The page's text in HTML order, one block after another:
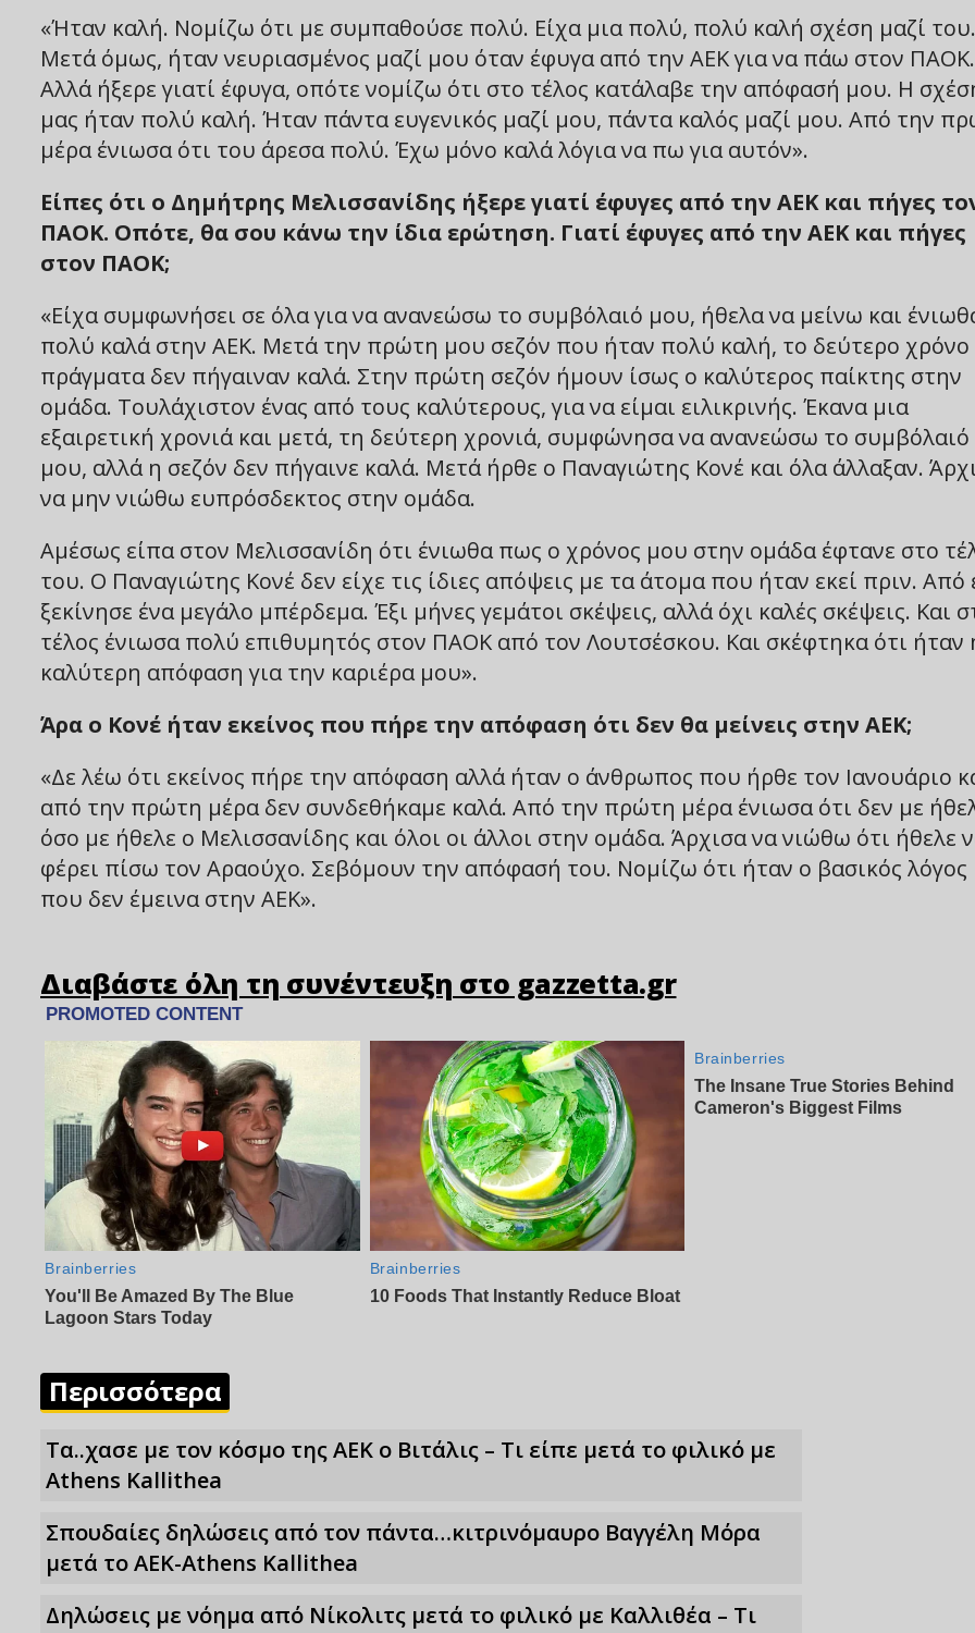
«Ήταν καλή. Νομίζω ότι με συμπαθούσε πολύ. Είχα μια πολύ, πολύ καλή σχέση μαζί του.
Μετά όμως, ήταν νευριασμένος μαζί μου όταν έφυγα από την ΑΕΚ για να πάω στον ΠΑΟΚ.
Αλλά ήξερε γιατί έφυγα, οπότε νομίζω ότι στο τέλος κατάλαβε την απόφασή μου. Η
μας ήταν πολύ καλή. Ήταν πάντα ευγενικός μαζί μου, πάντα καλός μαζί μου. Από την
μέρα ένιωσα ότι του άρεσα πολύ. Έχω μόνο καλά λόγια να πω για αυτόν».
Είπες ότι ο Δημήτρης Μελισσανίδης ήξερε γιατί έφυγες από την ΑΕΚ και πήγες
ΠΑΟΚ. Οπότε, θα σου κάνω την ίδια ερώτηση. Γιατί έφυγες από την ΑΕΚ και πήγες
στον ΠΑΟΚ;
«Είχα συμφωνήσει σε όλα για να ανανεώσω το συμβόλαιό μου, ήθελα να μείνω και
πολύ καλά στην ΑΕΚ. Μετά την πρώτη μου σεζόν που ήταν πολύ καλή, το δεύτερο χρόνο
πράγματα δεν πήγαιναν καλά. Στην πρώτη σεζόν ήμουν ίσως ο καλύτερος παίκτης στην
ομάδα. Τουλάχιστον ένας από τους καλύτερους, για να είμαι ειλικρινής. Έκανα μια
εξαιρετική χρονιά και μετά, τη δεύτερη χρονιά, συμφώνησα να ανανεώσω το συμβόλαιό
μου, αλλά η σεζόν δεν πήγαινε καλά. Μετά ήρθε ο Παναγιώτης Κονέ και όλα άλλαξαν.
να μην νιώθω ευπρόσδεκτος στην ομάδα.
Αμέσως είπα στον Μελισσανίδη ότι ένιωθα πως ο χρόνος μου στην ομάδα έφτανε στο
του. Ο Παναγιώτης Κονέ δεν είχε τις ίδιες απόψεις με τα άτομα που ήταν εκεί πριν. Από
ξεκίνησε ένα μεγάλο μπέρδεμα. Έξι μήνες γεμάτοι σκέψεις, αλλά όχι καλές σκέψεις. Και
τέλος ένιωσα πολύ επιθυμητός στον ΠΑΟΚ από τον Λουτσέσκου. Και σκέφτηκα ότι ήταν
καλύτερη απόφαση για την καριέρα μου».
Άρα ο Κονέ ήταν εκείνος που πήρε την απόφαση ότι δεν θα μείνεις στην ΑΕΚ;
«Δε λέω ότι εκείνος πήρε την απόφαση αλλά ήταν ο άνθρωπος που ήρθε τον Ιανουάριο
από την πρώτη μέρα δεν συνδεθήκαμε καλά. Από την πρώτη μέρα ένιωσα ότι δεν με
όσο με ήθελε ο Μελισσανίδης και όλοι οι άλλοι στην ομάδα. Άρχισα να νιώθω ότι ήθελε
φέρει πίσω τον Αραούχο. Σεβόμουν την απόφασή του. Νομίζω ότι ήταν ο βασικός λόγος
που δεν έμεινα στην ΑΕΚ».
Διαβάστε όλη τη συνέντευξη στο gazzetta.gr
Περισσότερα
Τα..χασε με τον κόσμο της ΑΕΚ ο Βιτάλις – Τι είπε μετά το φιλικό με
Athens Kallithea
Σπουδαίες δηλώσεις από τον πάντα…κιτρινόμαυρο Βαγγέλη Μόρα
μετά το ΑΕΚ-Athens Kallithea
Δηλώσεις με νόημα από Νίκολιτς μετά το φιλικό με Καλλιθέα – Τι